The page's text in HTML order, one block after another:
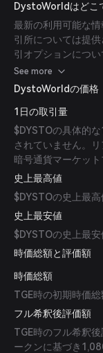
DystoWorldはどこ
最新の利用可能な
引所については提
引オプションにつ
頼できる暗号通貨取
See more
DystoWorldの価格
1日の取引量
$DYSTOの具体的
されていません。
暗号通貨マーケッ
史上最高値
$DYSTOの史上最
史上最安値
$DYSTOの史上最
時価総額と評価額
時価総額
TGE時の初期時価
フル希釈後評価額
TGE時のフル希釈
ークンに基づき